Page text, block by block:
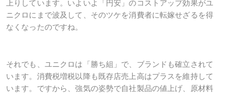
上りしています。いよいよ「円安」のコストアップ効果がユ
ニクロにまで波及して、そのツケを消費者に転嫁せざるを得
なくなったのですね。
それでも、ユニクロは「勝ち組」で、ブランドも確立されて
います。消費税増税以降も既存店売上高はプラスを維持して
います。ですから、強気の姿勢で自社製品の値上げ、原材料